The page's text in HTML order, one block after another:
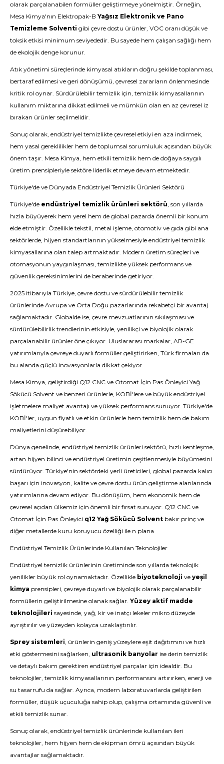
olarak parçalanabilen formüller geliştirmeye yönelmiştir. Örneğin,
Mesa Kimya'nın Elektropak-B Yağsız Elektronik ve Pano
Temizleme Solventi gibi çevre dostu ürünler, VOC oranı düşük ve
toksik etkisi minimum seviyededir. Bu sayede hem çalışan sağlığı hem
de ekolojik denge korunur.
Atık yönetimi süreçlerinde kimyasal atıkların doğru şekilde toplanması,
bertaraf edilmesi ve geri dönüşümü, çevresel zararların önlenmesinde
kritik rol oynar. Sürdürülebilir temizlik için, temizlik kimyasallarının
kullanım miktarına dikkat edilmeli ve mümkün olan en az çevresel iz
bırakan ürünler seçilmelidir.
Sonuç olarak, endüstriyel temizlikte çevresel etkiyi en aza indirmek,
hem yasal gereklilikler hem de toplumsal sorumluluk açısından büyük
önem taşır. Mesa Kimya, hem etkili temizlik hem de doğaya saygılı
üretim prensipleriyle sektöre liderlik etmeye devam etmektedir.
Türkiye'de ve Dünyada Endüstriyel Temizlik Ürünleri Sektörü
Türkiye'de endüstriyel temizlik ürünleri sektörü, son yıllarda
hızla büyüyerek hem yerel hem de global pazarda önemli bir konum
elde etmiştir. Özellikle tekstil, metal işleme, otomotiv ve gıda gibi ana
sektörlerde, hijyen standartlarının yükselmesiyle endüstriyel temizlik
kimyasallarına olan talep artmaktadır. Modern üretim süreçleri ve
otomasyonun yaygınlaşması, temizlikte yüksek performans ve
güvenlik gereksinimlerini de beraberinde getiriyor.
2025 itibarıyla Türkiye, çevre dostu ve sürdürülebilir temizlik
ürünlerinde Avrupa ve Orta Doğu pazarlarında rekabetçi bir avantaj
sağlamaktadır. Globalde ise, çevre mevzuatlarının sıkılaşması ve
sürdürülebilirlik trendlerinin etkisiyle, yenilikçi ve biyolojik olarak
parçalanabilir ürünler öne çıkıyor. Uluslararası markalar, AR-GE
yatırımlarıyla çevreye duyarlı formüller geliştirirken, Türk firmaları da
bu alanda güçlü inovasyonlarla dikkat çekiyor.
Mesa Kimya, geliştirdiği Q12 CNC ve Otomat İçin Pas Önleyici Yağ
Sökücü Solvent ve benzeri ürünlerle, KOBİ'lere ve büyük endüstriyel
işletmelere maliyet avantajı ve yüksek performans sunuyor. Türkiye'de
KOBİ'ler, uygun fiyatlı ve etkin ürünlerle hem temizlik hem de bakım
maliyetlerini düşürebiliyor.
Dünya genelinde, endüstriyel temizlik ürünleri sektörü, hızlı kentleşme,
artan hijyen bilinci ve endüstriyel üretimin çeşitlenmesiyle büyümesini
sürdürüyor. Türkiye'nin sektördeki yerli üreticileri, global pazarda kalıcı
başarı için inovasyon, kalite ve çevre dostu ürün geliştirme alanlarında
yatırımlarına devam ediyor. Bu dönüşüm, hem ekonomik hem de
çevresel açıdan ülkemiz için önemli bir fırsat sunuyor. Q12 CNC ve
Otomat İçin Pas Önleyici q12 Yağ Sökücü Solvent bakır prinç ve
diğer metallerde kuru koruyucu özelliği ile n plana
Endüstriyel Temizlik Ürünlerinde Kullanılan Teknolojiler
Endüstriyel temizlik ürünlerinin üretiminde son yıllarda teknolojik
yenilikler büyük rol oynamaktadır. Özellikle biyoteknoloji ve yeşil
kimya prensipleri, çevreye duyarlı ve biyolojik olarak parçalanabilir
formüllerin geliştirilmesine olanak sağlar. Yüzey aktif madde
teknolojileri sayesinde, yağ, kir ve inatçı lekeler mikro düzeyde
ayrıştırılır ve yüzeyden kolayca uzaklaştırılır.
Sprey sistemleri, ürünlerin geniş yüzeylere eşit dağıtımını ve hızlı
etki göstermesini sağlarken, ultrasonik banyolar ise derin temizlik
ve detaylı bakım gerektiren endüstriyel parçalar için idealdir. Bu
teknolojiler, temizlik kimyasallarının performansını artırırken, enerji ve
su tasarrufu da sağlar. Ayrıca, modern laboratuvarlarda geliştirilen
formüller, düşük uçuculuğa sahip olup, çalışma ortamında güvenli ve
etkili temizlik sunar.
Sonuç olarak, endüstriyel temizlik ürünlerinde kullanılan ileri
teknolojiler, hem hijyen hem de ekipman ömrü açısından büyük
avantajlar sağlamaktadır.